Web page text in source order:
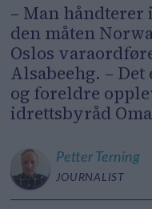
– Man
den måten
Oslos
Alsabeehg. –
og foreldre
idrettsbyråd
Petter Terning
JOURNALIST